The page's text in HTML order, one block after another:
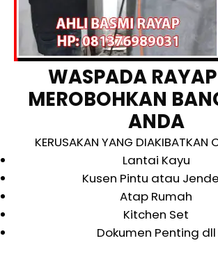
WASPADA
MEROBOHKAN
ANDA
KERUSAKAN YANG DIAKIBATKAN
Lantai Kayu
Kusen Pintu atau
Atap Rumah
Kitchen Set
Dokumen Penting dll